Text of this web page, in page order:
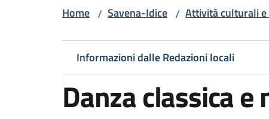
Home / Savena-Idice / Attività culturali
Informazioni dalle Redazioni locali
Danza classica e